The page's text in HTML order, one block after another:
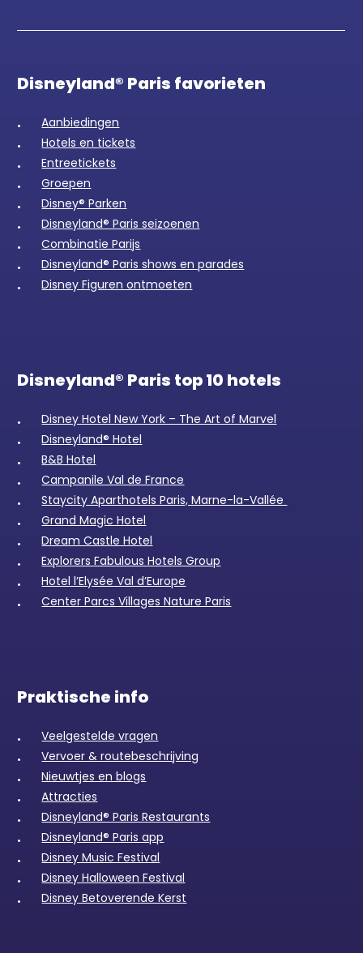
Disneyland® Paris favorieten
Aanbiedingen
Hotels en tickets
Entreetickets
Groepen
Disney® Parken
Disneyland® Paris seizoenen
Combinatie Parijs
Disneyland® Paris shows en parades
Disney Figuren ontmoeten
Disneyland® Paris top 10 hotels
Disney Hotel New York – The Art of Marvel
Disneyland® Hotel
B&B Hotel
Campanile Val de France
Staycity Aparthotels Paris, Marne-la-Vallée
Grand Magic Hotel
Dream Castle Hotel
Explorers Fabulous Hotels Group
Hotel l’Elysée Val d’Europe
Center Parcs Villages Nature Paris
Praktische info
Veelgestelde vragen
Vervoer & routebeschrijving
Nieuwtjes en blogs
Attracties
Disneyland® Paris Restaurants
Disneyland® Paris app
Disney Music Festival
Disney Halloween Festival
Disney Betoverende Kerst